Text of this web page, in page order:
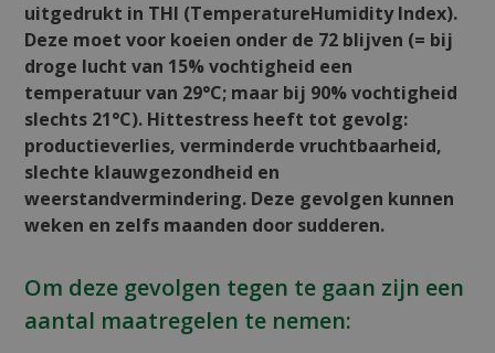
uitgedrukt in THI (TemperatureHumidity Index).
Deze moet voor koeien onder de 72 blijven (= bij
droge lucht van 15% vochtigheid een
temperatuur van 29°C; maar bij 90% vochtigheid
slechts 21°C). Hittestress heeft tot gevolg:
productieverlies, verminderde vruchtbaarheid,
slechte klauwgezondheid en
weerstandvermindering. Deze gevolgen kunnen
weken en zelfs maanden door sudderen.
Om deze gevolgen tegen te gaan zijn een
aantal maatregelen te nemen: